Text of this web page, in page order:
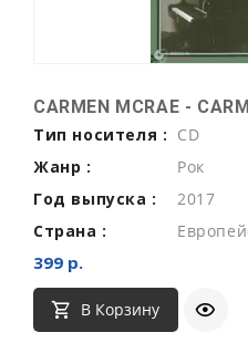
CARMEN MCRAE -
Тип носителя : CD
Жанр :
Рок
Год выпуска :
2017
Страна :
399 р.
В Корзину